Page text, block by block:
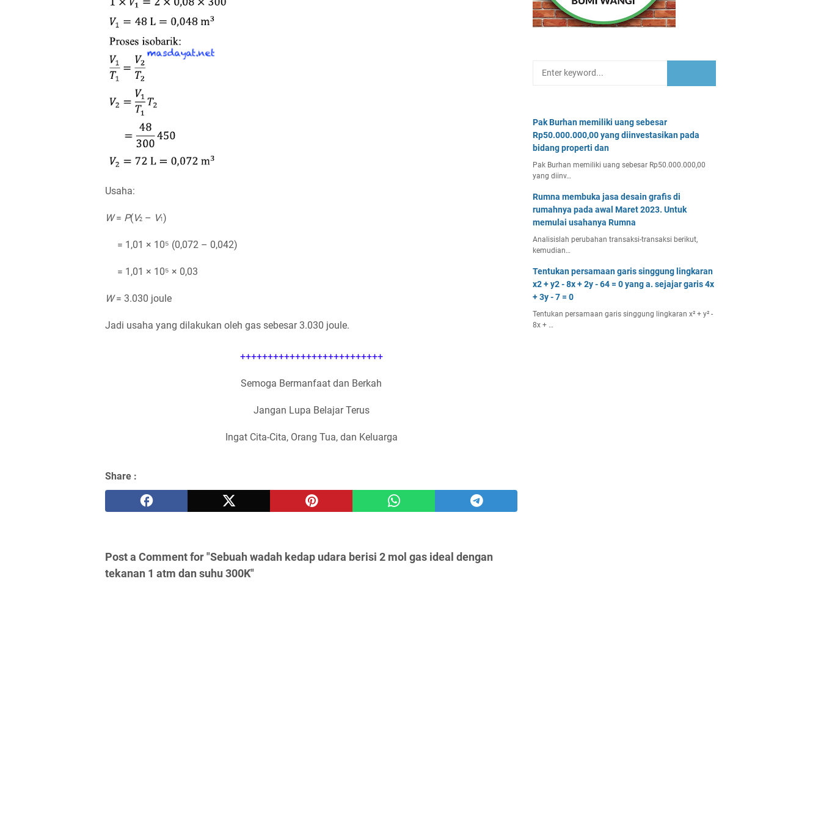
Usaha:
W= P(V2 – V1 )
= 1,01 × 10⁵ (0,072 – 0,042)
= 1,01 × 10⁵ × 0,03
W= 3.030 joule
Jadi usaha yang dilakukan oleh gas sebesar 3.030 joule.
++++++++++++++++++++++++++
Semoga Bermanfaat dan Berkah
Jangan Lupa Belajar Terus
Ingat Cita-Cita, Orang Tua, dan Keluarga
Share :
Post a Comment for "Sebuah wadah kedap udara berisi 2 mol gas ideal dengan
tekanan 1 atm dan suhu 300K"
Pak Burhan memiliki uang sebesar
Rp50.000.000,00 yang diinvestasikan pada
bidang properti dan
Pak Burhan memiliki uang sebesar Rp50.000.000,00
yang diinv…
Rumna membuka jasa desain grafis di
rumahnya pada awal Maret 2023. Untuk
memulai usahanya Rumna
Analisislah perubahan transaksi-transaksi berikut,
kemudian…
Tentukan persamaan garis singgung lingkaran
x2 + y2 - 8x + 2y - 64 = 0 yang a. sejajar garis 4x
+ 3y - 7 = 0
Tentukan persamaan garis singgung lingkaran x² + y² -
8x + …